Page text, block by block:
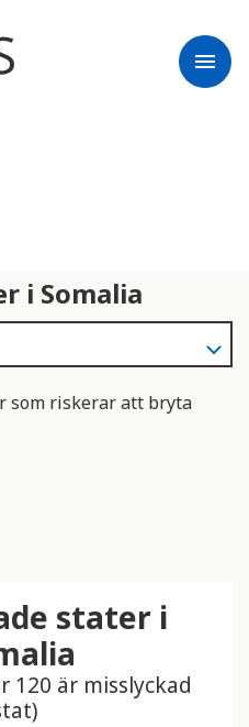
menu
i Somalia
som riskerar att bryta
stater i
120 är misslyckad